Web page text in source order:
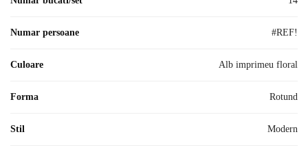
Numar persoane #REF!
Culoare Alb imprimeu floral
Forma Rotund
Stil Modern